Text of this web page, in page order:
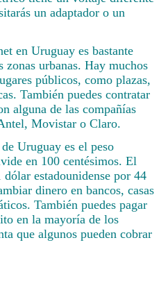
un adaptador o un
en Uruguay es bastante
zonas urbanas. Hay muchos
públicos, como plazas,
También puedes contratar
alguna de las compañías
Movistar o Claro.
Uruguay es el peso
en 100 centésimos. El
estadounidense por 44
dinero en bancos, casas
También puedes pagar
en la mayoría de los
que algunos pueden cobrar